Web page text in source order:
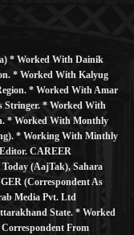
* Worked With Dainik
* Worked With Kalyug
* Worked With Amar
Stringer. * Worked With
* Worked With Monthly
* Working With Minthly
CAREER
(AajTak), Sahara
(Correspondent As
Media Pvt. Ltd
State. * Worked
From